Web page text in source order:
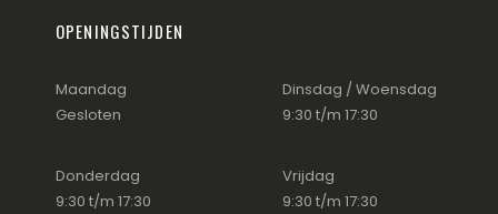
OPENINGSTIJDEN
Maandag
Gesloten
Dinsdag / Woensdag
9:30 t/m 17:30
Donderdag
9:30 t/m 17:30
Vrijdag
9:30 t/m 17:30